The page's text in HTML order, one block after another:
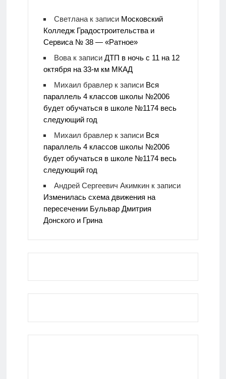
Светланак записи Московский
Колледж Градостроительства и
Сервиса № 38 — «Ратное»
Вовак записи ДТП в ночь с 11 на 12
октября на 33-м км МКАД
Михаил бравлерк записи Вся
параллель 4 классов школы №2006
будет обучаться в школе №1174 весь
следующий год
Михаил бравлерк записи Вся
параллель 4 классов школы №2006
будет обучаться в школе №1174 весь
следующий год
Андрей Сергеевич Акимкинк записи
Изменилась схема движения на
пересечении Бульвар Дмитрия
Донского и Грина